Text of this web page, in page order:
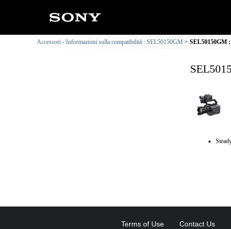
Accessori - Informazioni sulla compatibilità : SEL50150GM SEL50150GM
Terms of Use Contact Us